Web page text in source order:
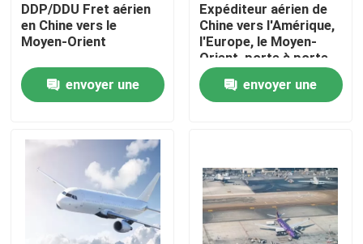
Produits
Vidéos
Visite de l'usine
Contrôle de la qualité
DDP/DDU Fret aérien
en Chine vers le
Moyen-Orient
envoyer une
Expéditeur aérien de
Chine vers l'Amérique,
l'Europe, le Moyen-
Orient, porte à porte
envoyer une